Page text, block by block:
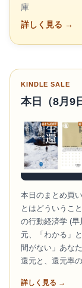
庫
詳しく見る →
KINDLE SALE
本日（8月9
本日のまとめ買
とはどういうこ
の行動経済学 (
元、「わかる」
間がない」あな
還元と、還元率
詳しく見る →